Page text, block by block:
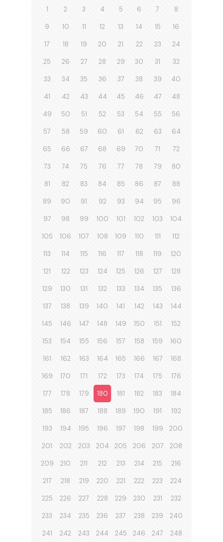
1 2 3 4 5 6 7 8
9 10 11 12 13 14 15 16
17 18 19 20 21 22 23 24
25 26 27 28 29 30 31 32
33 34 35 36 37 38 39 40
41 42 43 44 45 46 47 48
49 50 51 52 53 54 55 56
57 58 59 60 61 62 63 64
65 66 67 68 69 70 71 72
73 74 75 76 77 78 79 80
81 82 83 84 85 86 87 88
89 90 91 92 93 94 95 96
97 98 99 100 101 102 103 104
105 106 107 108 109 110 111 112
113 114 115 116 117 118 119 120
121 122 123 124 125 126 127 128
129 130 131 132 133 134 135 136
137 138 139 140 141 142 143 144
145 146 147 148 149 150 151 152
153 154 155 156 157 158 159 160
161 162 163 164 165 166 167 168
169 170 171 172 173 174 175 176
177 178 179 180 181 182 183 184
185 186 187 188 189 190 191 192
193 194 195 196 197 198 199 200
201 202 203 204 205 206 207 208
209 210 211 212 213 214 215 216
217 218 219 220 221 222 223 224
225 226 227 228 229 230 231 232
233 234 235 236 237 238 239 240
241 242 243 244 245 246 247 248